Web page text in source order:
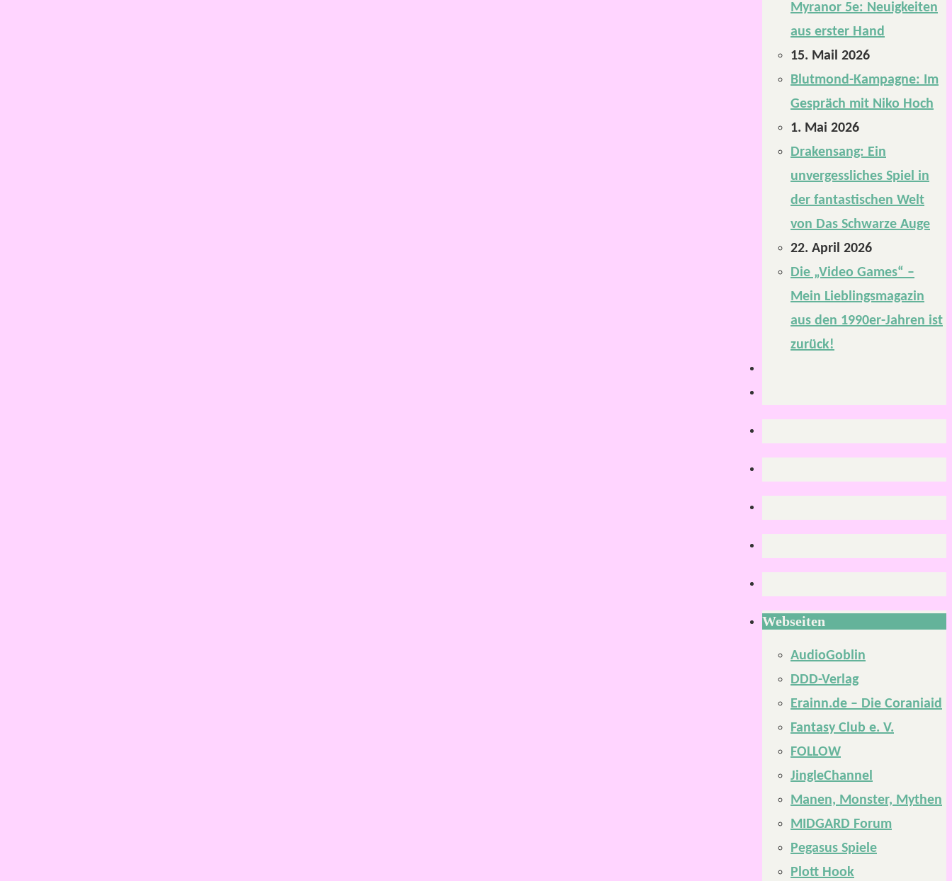
Myranor 5e: Neuigkeiten
aus erster Hand
15. Mail 2026
Blutmond-Kampagne: Im
Gespräch mit Niko Hoch
1. Mai 2026
Drakensang: Ein
unvergessliches Spiel in
der fantastischen Welt
von Das Schwarze Auge
22. April 2026
Die „Video Games“ –
Mein Lieblingsmagazin
aus den 1990er-Jahren ist
zurück!
Webseiten
AudioGoblin
DDD-Verlag
Erainn.de – Die Coraniaid
Fantasy Club e. V.
FOLLOW
JingleChannel
Manen, Monster, Mythen
MIDGARD Forum
Pegasus Spiele
Plott Hook